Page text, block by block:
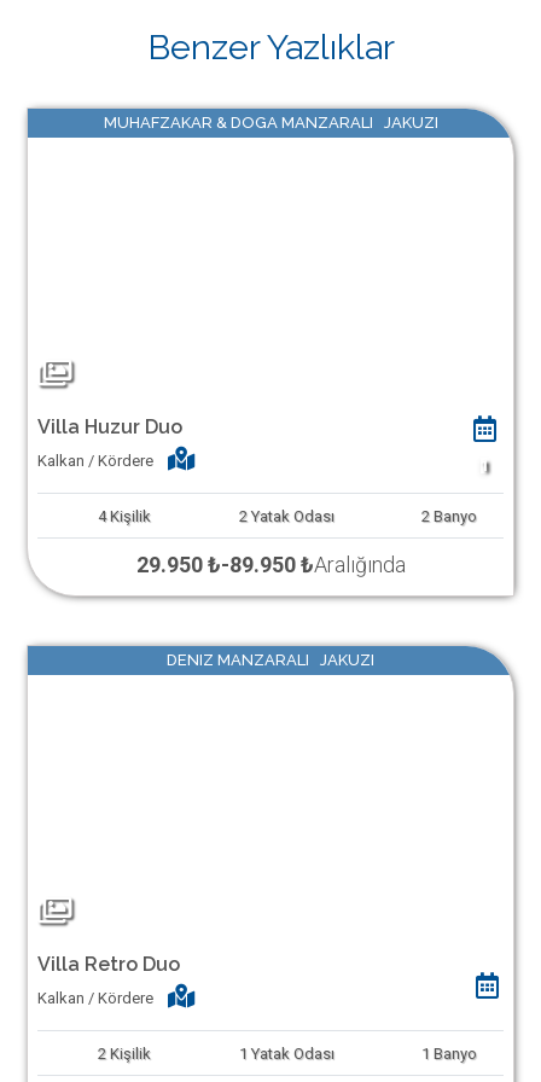
Benzer Yazlıklar
MUHAFZAKAR & DOGA MANZARALI JAKUZI
Villa Huzur Duo
Kalkan / Kördere 1
4 Kişilik 2 Yatak Odası 2 Banyo
29.950 ₺-89.950 ₺Aralığında
DENIZ MANZARALI JAKUZI
Villa Retro Duo
Kalkan / Kördere
2 Kişilik 1 Yatak Odası 1 Banyo